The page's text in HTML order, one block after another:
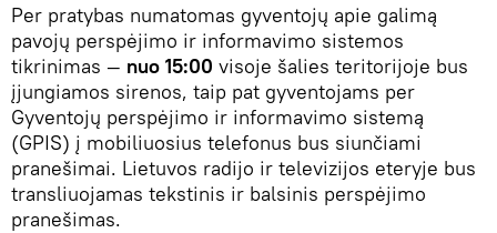
Per pratybas numatomas gyventojų apie galimą
pavojų perspėjimo ir informavimo sistemos
tikrinimas — nuo 15:00 visoje šalies teritorijoje bus
įjungiamos sirenos, taip pat gyventojams per
Gyventojų perspėjimo ir informavimo sistemą
(GPIS) į mobiliuosius telefonus bus siunčiami
pranešimai. Lietuvos radijo ir televizijos eteryje bus
transliuojamas tekstinis ir balsinis perspėjimo
pranešimas.